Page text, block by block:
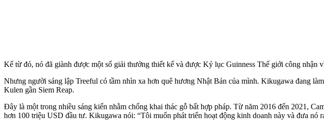
Kể từ đó, nó đã giành được một số giải thưởng thiết kế và được Kỷ lục Guinness Thế giới công nhận
Nhưng người sáng lập Treeful có tầm nhìn xa hơn quê hương Nhật Bản của mình. Kikugawa đang
Kulen gần Siem Reap.
Đây là một trong nhiều sáng kiến nhằm chống khai thác gỗ bất hợp pháp. Từ năm 2016 đến 2021,
hơn 100 triệu USD đầu tư. Kikugawa nói: “Tôi muốn phát triển hoạt động kinh doanh này và đưa nó